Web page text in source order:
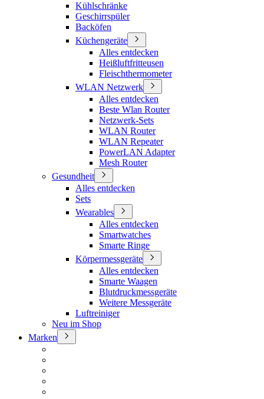
Kühlschränke
Geschirrspüler
Backöfen
Küchengeräte
Alles entdecken
Heißluftfritteusen
Fleischthermometer
WLAN Netzwerk
Alles entdecken
Beste Wlan Router
Netzwerk-Sets
WLAN Router
WLAN Repeater
PowerLAN Adapter
Mesh Router
Gesundheit
Alles entdecken
Sets
Wearables
Alles entdecken
Smartwatches
Smarte Ringe
Körpermessgeräte
Alles entdecken
Smarte Waagen
Blutdruckmessgeräte
Weitere Messgeräte
Luftreiniger
Neu im Shop
Marken